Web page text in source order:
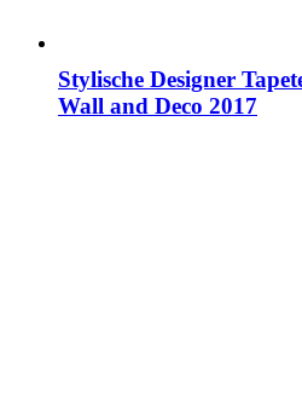
Stylische Designer
Wall and Deco 2017